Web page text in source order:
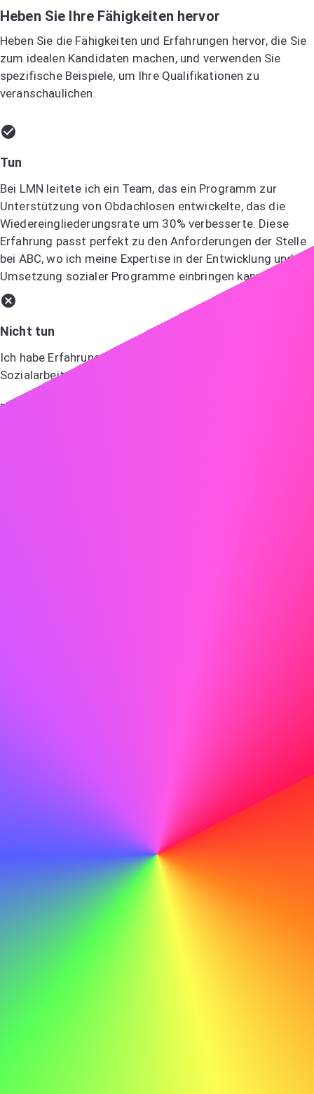
Heben Sie Ihre Fähigkeiten hervor
Heben Sie die Fähigkeiten und Erfahrungen hervor, die Sie
zum idealen Kandidaten machen, und verwenden Sie
spezifische Beispiele, um Ihre Qualifikationen zu
veranschaulichen.
Tun
Bei LMN leitete ich ein Team, das ein Programm zur
Unterstützung von Obdachlosen entwickelte, das die
Wiedereingliederungsrate um 30% verbesserte. Diese
Erfahrung passt perfekt zu den Anforderungen der Stelle
bei ABC, wo ich meine Expertise in der Entwicklung und
Umsetzung sozialer Programme einbringen kann.
Nicht tun
Ich habe Erfahrung in verschiedenen Bereichen der
Sozialarbeit und habe an vielen Projekten gearbeitet.
Zeigen Sie Begeisterung
Bevor Sie auf 'Senden' klicken, lesen Sie Ihr Schreiben
sorgfältig durch, um Tippfehler oder Fehler zu vermeiden,
die Ihre Professionalität beeinträchtigen könnten.